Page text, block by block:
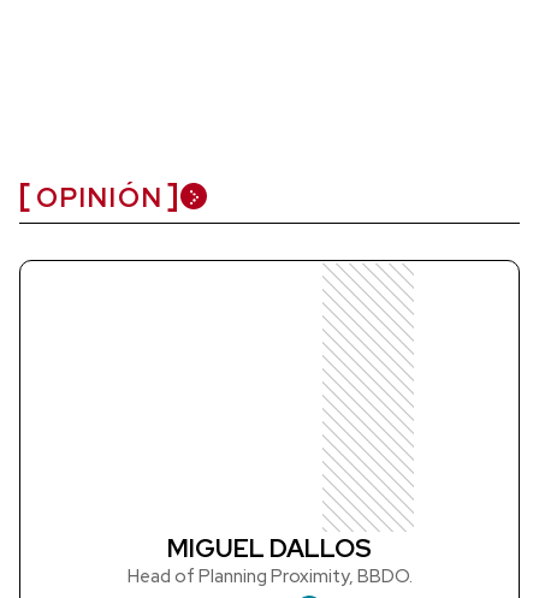
OPINIÓN
MIGUEL DALLOS
Head of Planning Proximity, BBDO.